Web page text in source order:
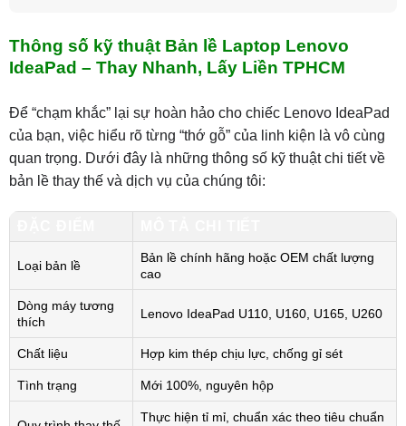
Thông số kỹ thuật Bản lề Laptop Lenovo
IdeaPad – Thay Nhanh, Lấy Liền TPHCM
Để “chạm khắc” lại sự hoàn hảo cho chiếc Lenovo IdeaPad
của bạn, việc hiểu rõ từng “thớ gỗ” của linh kiện là vô cùng
quan trọng. Dưới đây là những thông số kỹ thuật chi tiết về
bản lề thay thế và dịch vụ của chúng tôi:
Loại bản lề
Bản lề chính hãng hoặc OEM chất lượng
cao
Dòng máy tương
thích
Lenovo IdeaPad U110, U160, U165, U260
Chất liệu Hợp kim thép chịu lực, chống gỉ sét
Tình trạng Mới 100%, nguyên hộp
Thực hiện tỉ mỉ, chuẩn xác theo tiêu chuẩn